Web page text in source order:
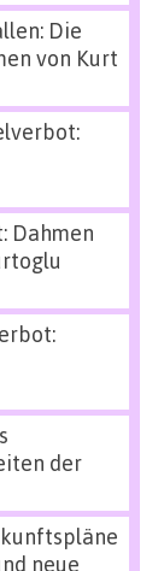
Die
von Kurt
Dahmen
der
neue